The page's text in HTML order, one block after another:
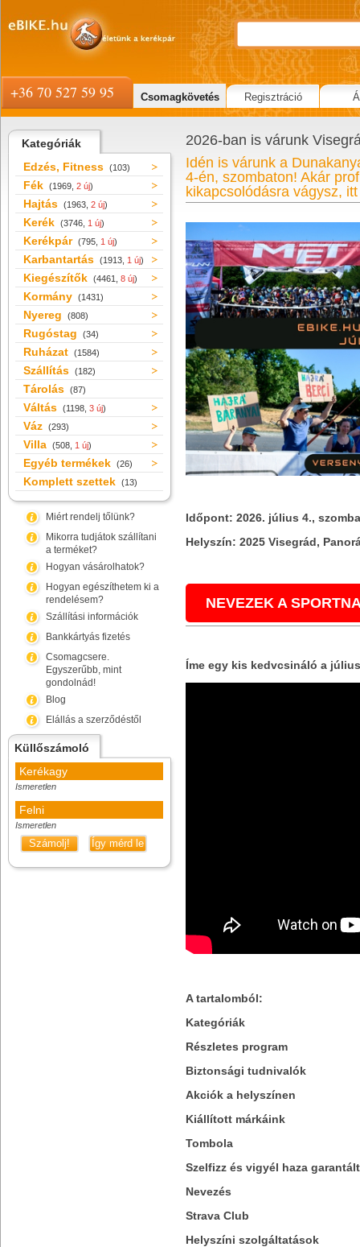
Kategóriák
Edzés, Fitness (103)
Fék (1969, 2 új)
Hajtás (1963, 2 új)
Kerék (3746, 1 új)
Kerékpár (795, 1 új)
Karbantartás (1913, 1 új)
Kiegészítők (4461, 8 új)
Kormány (1431)
Nyereg (808)
Rugóstag (34)
Ruházat (1584)
Szállítás (182)
Tárolás (87)
Váltás (1198, 3 új)
Váz (293)
Villa (508, 1 új)
Egyéb termékek (26)
Komplett szettek (13)
Miért rendelj tőlünk?
Mikorra tudjátok szállítani
a terméket?
Hogyan vásárolhatok?
Hogyan egészíthetem ki a
rendelésem?
Szállítási információk
Bankkártyás fizetés
Csomagcsere.
Egyszerűbb, mint
gondolnád!
Blog
Elállás a szerződéstől
Küllőszámoló
Kerékagy
Ismeretlen
Felni
Ismeretlen
Számolj! Így mérd le
2026-ban is várunk
Idén is várunk a
4-én, szombaton! Akár
kikapcsolódásra vágysz,
Időpont: 2026. július 4.,
Helyszín: 2025 Visegrád,
NEVEZEK A
Íme egy kis kedvcsináló a
A tartalomból:
Kategóriák
Részletes program
Biztonsági tudnivalók
Akciók a helyszínen
Kiállított márkáink
Tombola
Szelfizz és vigyél haza
Nevezés
Strava Club
Helyszíni szolgáltatások
+36 70 527 59 95 Csomagkövetés Regisztráció